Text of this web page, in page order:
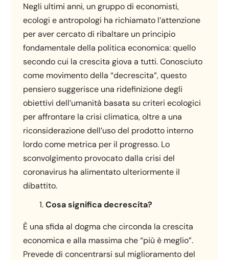
Negli ultimi anni, un gruppo di economisti,
ecologi e antropologi ha richiamato l’attenzione
per aver cercato di ribaltare un principio
fondamentale della politica economica: quello
secondo cui la crescita giova a tutti. Conosciuto
come movimento della “decrescita”, questo
pensiero suggerisce una ridefinizione degli
obiettivi dell’umanità basata su criteri ecologici
per affrontare la crisi climatica, oltre a una
riconsiderazione dell’uso del prodotto interno
lordo come metrica per il progresso. Lo
sconvolgimento provocato dalla crisi del
coronavirus ha alimentato ulteriormente il
dibattito.
Cosa significa decrescita?
È una sfida al dogma che circonda la crescita
economica e alla massima che “più è meglio”.
Prevede di concentrarsi sul miglioramento del